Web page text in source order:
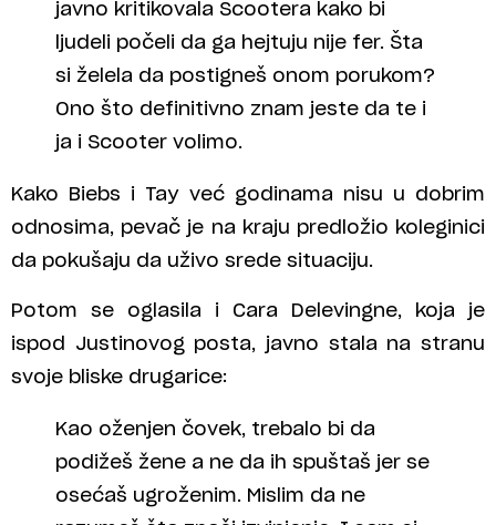
javno kritikovala Scootera kako bi
ljudeli počeli da ga hejtuju nije fer. Šta
si želela da postigneš onom porukom?
Ono što definitivno znam jeste da te i
ja i Scooter volimo.
Kako Biebs i Tay već godinama nisu u dobrim
odnosima, pevač je na kraju predložio koleginici
da pokušaju da uživo srede situaciju.
Potom se oglasila i Cara Delevingne, koja je
ispod Justinovog posta, javno stala na stranu
svoje bliske drugarice:
Kao oženjen čovek, trebalo bi da
podižeš žene a ne da ih spuštaš jer se
osećaš ugroženim. Mislim da ne